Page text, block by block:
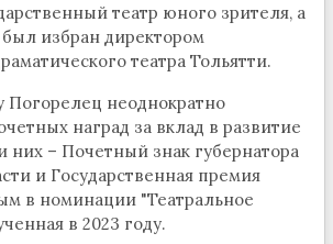
театр юного зрителя, а
избран директором
театра Тольятти.
Погорелец неоднократно
наград за вклад в развитие
них – Почетный знак губернатора
и Государственная премия
в номинации "Театральное
в 2023 году.